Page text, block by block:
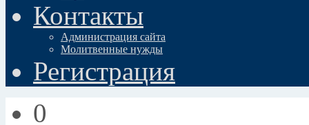
Контакты
Администрация сайта
Молитвенные нужды
Регистрация
0